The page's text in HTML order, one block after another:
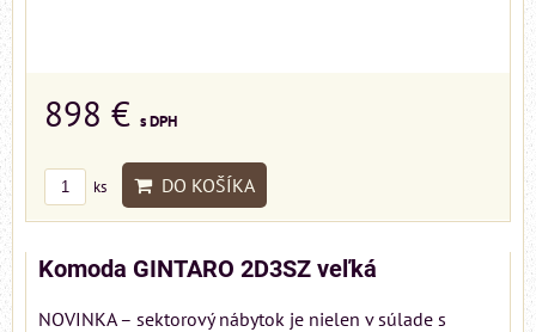
898 € s DPH
ks DO KOŠÍKA
Komoda GINTARO 2D3SZ veľká
NOVINKA – sektorový nábytok je nielen v súlade s